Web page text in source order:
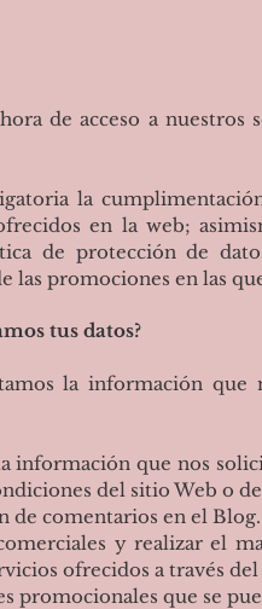
de acceso a nuestros
la
en la web;
de protección de
las promociones en las
tus datos?
la información que
que nos
del sitio Web o
de comentarios en el Blog.
y realizar el
ofrecidos a través
promocionales que se